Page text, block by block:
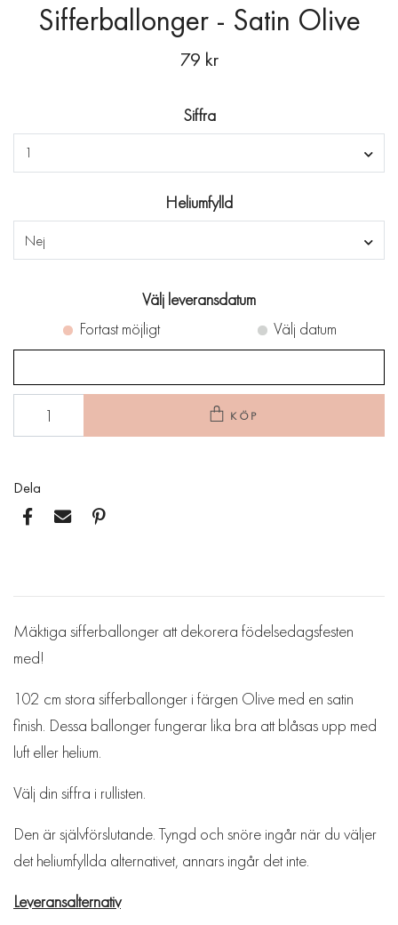
Sifferballonger - Satin Olive
79 kr
Siffra
1
Heliumfylld
Nej
Välj leveransdatum
Fortast möjligt
Välj datum
KÖP
Dela
Mäktiga sifferballonger att dekorera födelsedagsfesten
med!
102 cm stora sifferballonger i färgen Olive med en satin
finish. Dessa ballonger fungerar lika bra att blåsas upp med
luft eller helium.
Välj din siffra i rullisten.
Den är självförslutande. Tyngd och snöre ingår när du väljer
det heliumfyllda alternativet, annars ingår det inte.
Leveransalternativ